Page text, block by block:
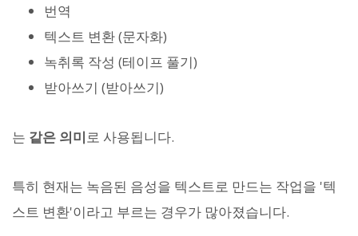
번역
텍스트 변환 (문자화)
녹취록 작성 (테이프 풀기)
받아쓰기 (받아쓰기)
는 같은 의미로 사용됩니다.
특히 현재는 녹음된 음성을 텍스트로 만드는 작업을 '텍
스트 변환'이라고 부르는 경우가 많아졌습니다.